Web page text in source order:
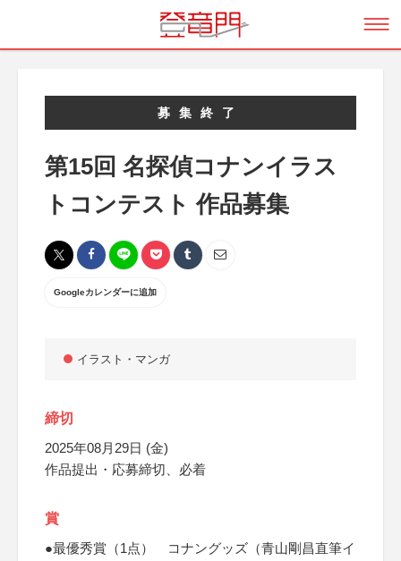
募集終了
第15回 名探偵コナンイラス
トコンテスト 作品募集
Googleカレンダーに追加
イラスト・マンガ
締切
2025年08月29日 (金)
作品提出・応募締切、必着
賞
●最優秀賞（1点） コナングッズ（青山剛昌直筆イ